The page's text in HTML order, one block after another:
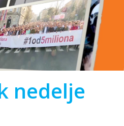
nedelje